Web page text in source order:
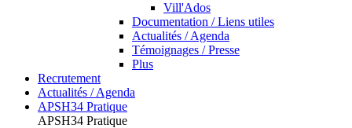
Vill'Ados
Documentation / Liens utiles
Actualités / Agenda
Témoignages / Presse
Plus
Recrutement
Actualités / Agenda
APSH34 Pratique
APSH34 Pratique